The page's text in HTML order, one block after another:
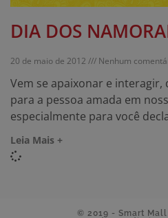
DIA DOS
20 de maio de 2012 Nenhum
Vem se apaixonar e interagir,
para a pessoa amada em
especialmente para você
Leia Mais +
© 2019 - Smart